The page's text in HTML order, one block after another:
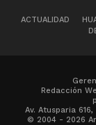
ACTUALIDAD
Redacción
Av. Atusparia
© 2004 - 2026